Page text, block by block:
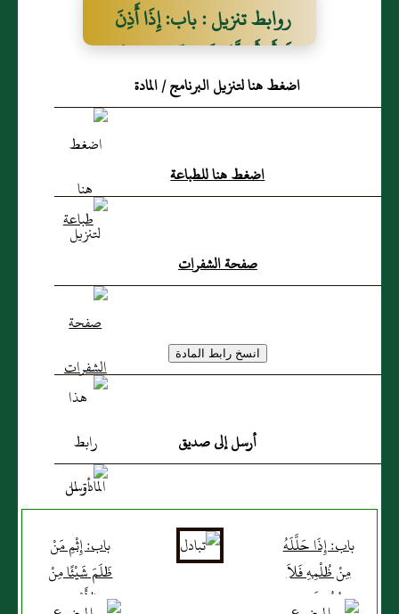
روابط تنزيل : باب: إِذَا أَذِنَ
لَهُ أَوْ أَحَلَّهُ وَلَمْ يُبَيِّنْ كَمْ هُوَ
اضغط هنا لتنزيل البرنامج / المادة
اضغط هنا للطباعة
صفحة الشفرات
أرسل إلى صديق
باب: إِذَا حَلَّلَهُ
مِنْ ظُلْمِهِ فَلاَ
رُجُوعَ فِيهِ
باب: إِثْمِ مَنْ
ظَلَمَ شَيْئًا مِنْ
الأَرْضِ